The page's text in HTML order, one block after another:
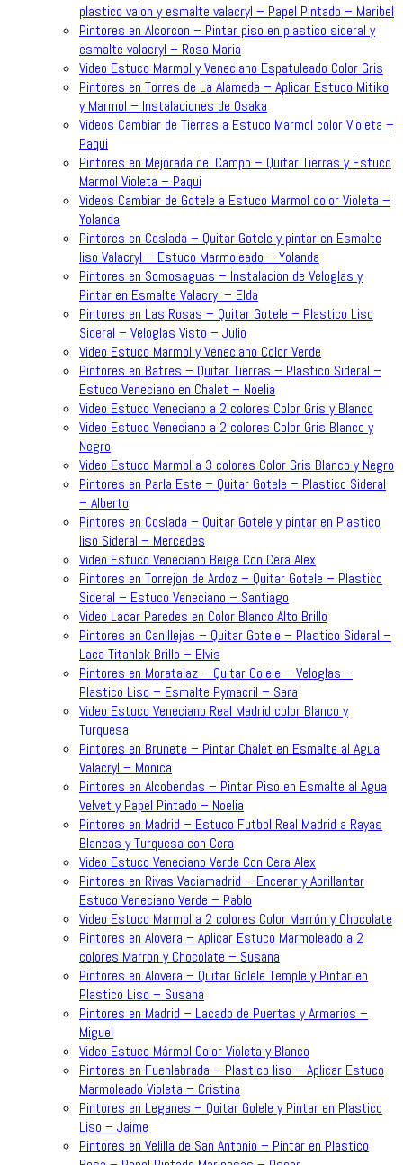
plastico valon y esmalte valacryl – Papel Pintado – Maribel
Pintores en Alcorcon – Pintar piso en plastico sideral y
esmalte valacryl – Rosa Maria
Video Estuco Marmol y Veneciano Espatuleado Color Gris
Pintores en Torres de La Alameda – Aplicar Estuco Mitiko
y Marmol – Instalaciones de Osaka
Videos Cambiar de Tierras a Estuco Marmol color Violeta –
Paqui
Pintores en Mejorada del Campo – Quitar Tierras y Estuco
Marmol Violeta – Paqui
Videos Cambiar de Gotele a Estuco Marmol color Violeta –
Yolanda
Pintores en Coslada – Quitar Gotele y pintar en Esmalte
liso Valacryl – Estuco Marmoleado – Yolanda
Pintores en Somosaguas – Instalacion de Veloglas y
Pintar en Esmalte Valacryl – Elda
Pintores en Las Rosas – Quitar Gotele – Plastico Liso
Sideral – Veloglas Visto – Julio
Video Estuco Marmol y Veneciano Color Verde
Pintores en Batres – Quitar Tierras – Plastico Sideral –
Estuco Veneciano en Chalet – Noelia
Video Estuco Veneciano a 2 colores Color Gris y Blanco
Video Estuco Veneciano a 2 colores Color Gris Blanco y
Negro
Video Estuco Marmol a 3 colores Color Gris Blanco y Negro
Pintores en Parla Este – Quitar Gotele – Plastico Sideral
– Alberto
Pintores en Coslada – Quitar Gotele y pintar en Plastico
liso Sideral – Mercedes
Video Estuco Veneciano Beige Con Cera Alex
Pintores en Torrejon de Ardoz – Quitar Gotele – Plastico
Sideral – Estuco Veneciano – Santiago
Video Lacar Paredes en Color Blanco Alto Brillo
Pintores en Canillejas – Quitar Gotele – Plastico Sideral –
Laca Titanlak Brillo – Elvis
Pintores en Moratalaz – Quitar Golele – Veloglas –
Plastico Liso – Esmalte Pymacril – Sara
Video Estuco Veneciano Real Madrid color Blanco y
Turquesa
Pintores en Brunete – Pintar Chalet en Esmalte al Agua
Valacryl – Monica
Pintores en Alcobendas – Pintar Piso en Esmalte al Agua
Velvet y Papel Pintado – Noelia
Pintores en Madrid – Estuco Futbol Real Madrid a Rayas
Blancas y Turquesa con Cera
Video Estuco Veneciano Verde Con Cera Alex
Pintores en Rivas Vaciamadrid – Encerar y Abrillantar
Estuco Veneciano Verde – Pablo
Video Estuco Marmol a 2 colores Color Marrón y Chocolate
Pintores en Alovera – Aplicar Estuco Marmoleado a 2
colores Marron y Chocolate – Susana
Pintores en Alovera – Quitar Golele Temple y Pintar en
Plastico Liso – Susana
Pintores en Madrid – Lacado de Puertas y Armarios –
Miguel
Video Estuco Mármol Color Violeta y Blanco
Pintores en Fuenlabrada – Plastico liso – Aplicar Estuco
Marmoleado Violeta – Cristina
Pintores en Leganes – Quitar Golele y Pintar en Plastico
Liso – Jaime
Pintores en Velilla de San Antonio – Pintar en Plastico